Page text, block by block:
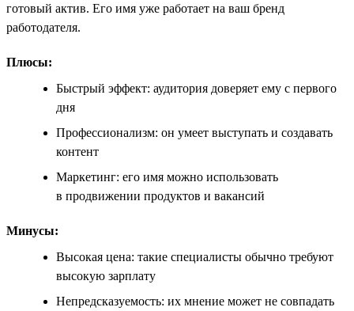
готовый актив. Его имя уже работает на ваш бренд
работодателя.
Плюсы:
Быстрый эффект: аудитория доверяет ему с первого
дня
Профессионализм: он умеет выступать и создавать
контент
Маркетинг: его имя можно использовать
в продвижении продуктов и вакансий
Минусы:
Высокая цена: такие специалисты обычно требуют
высокую зарплату
Непредсказуемость: их мнение может не совпадать